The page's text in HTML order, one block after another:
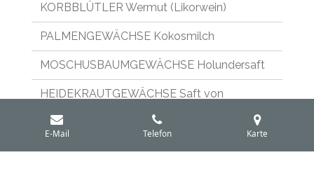
KORBBLÜTLER Wermut (Likorwein)
PALMENGEWÄCHSE Kokosmilch
MOSCHUSBAUMGEWÄCHSE Holundersaft
HEIDEKRAUTGEWÄCHSE Saft von
Moosbeere
E-Mail Telefon Karte